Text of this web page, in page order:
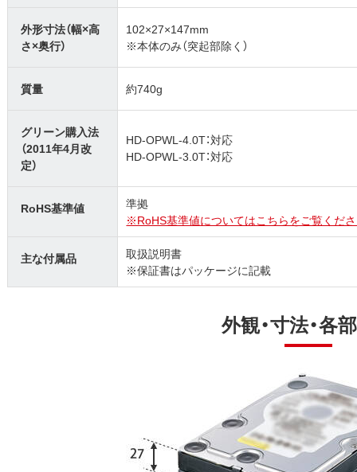
外形寸法（幅×高
さ×奥行）
102×27×147mm
※本体のみ（突起部除く）
質量 約740g
グリーン購入法
（2011年4月改
定）
HD-OPWL-4.0T：対応
HD-OPWL-3.0T：対応
RoHS基準値
準拠
※RoHS基準値についてはこちらをご覧くだ
主な付属品
取扱説明書
※保証書はパッケージに記載
外観・寸法・各